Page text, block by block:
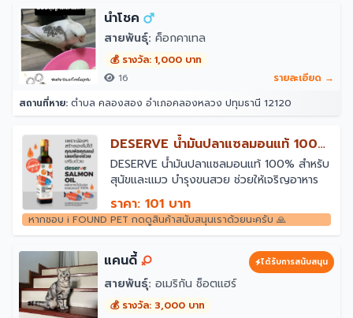
นำโชค
สายพันธุ์: ค็อกคาเทล
💰 รางวัล: 1,000 บาท
16
รายละเอียด →
สถานที่หาย: ตำบล คลองสอง อำเภอคลองหลวง ปทุมธานี 12120
￼DESERVE น้ำมันปลาแซลมอนแท้ 100%
สำหรับสุนัขและแมว
￼DESERVE น้ำมันปลาแซลมอนแท้ 100% สำหรับ
สุนัขและแมว บำรุงขนสวย ช่วยให้เจริญอาหาร
ราคา: 101 บาท
หากชอบ i FOUND PET กดดูสินค้าสนับสนุนเราด้วยนะครับ 🙏
แคนดี้ ได้รับการสนับสนุน
สายพันธุ์: อเมริกัน ช็อตแฮร์
💰 รางวัล: 3,000 บาท